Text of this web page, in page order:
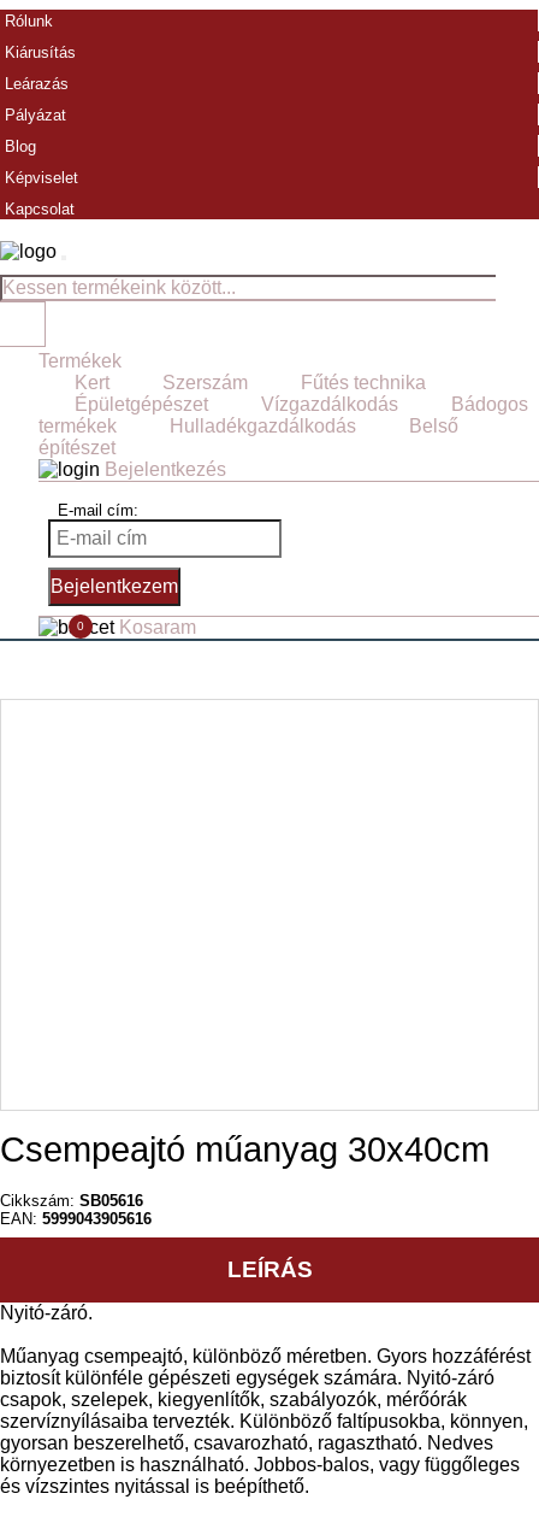
Rólunk
Kiárusítás
Leárazás
Pályázat
Blog
Képviselet
Kapcsolat
Termékek
Kert
Szerszám
Fűtés technika
Épületgépészet
Vízgazdálkodás
Bádogos
termékek
Hulladékgazdálkodás
Belső
építészet
Bejelentkezés
E-mail cím:
Bejelentkezem
Kosaram
0
Csempeajtó műanyag 30x40cm
Cikkszám: SB05616
EAN: 5999043905616
LEÍRÁS
Nyitó-záró.
Műanyag csempeajtó, különböző méretben. Gyors hozzáférést
biztosít különféle gépészeti egységek számára. Nyitó-záró
csapok, szelepek, kiegyenlítők, szabályozók, mérőórák
szervíznyílásaiba tervezték. Különböző faltípusokba, könnyen,
gyorsan beszerelhető, csavarozható, ragasztható. Nedves
környezetben is használható. Jobbos-balos, vagy függőleges
és vízszintes nyitással is beépíthető.